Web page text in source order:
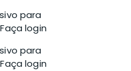
para
login
para
login